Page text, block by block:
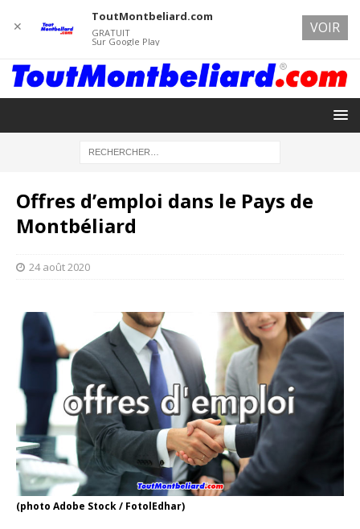
Offres d’emploi dans le Pays de
Montbéliard
24 août 2020
(photo Adobe Stock / FotolEdhar)
✕
ToutMontbeliard.com
GRATUIT
Sur Google Play
VOIR